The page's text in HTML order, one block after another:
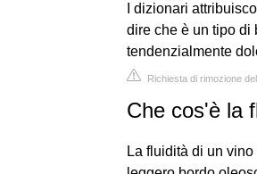
I dizionari
dire che è un tipo di
tendenzialmente
Richiesta di rimozione
Che cos'è la
La fluidità di un